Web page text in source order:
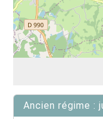
Ancien régime :